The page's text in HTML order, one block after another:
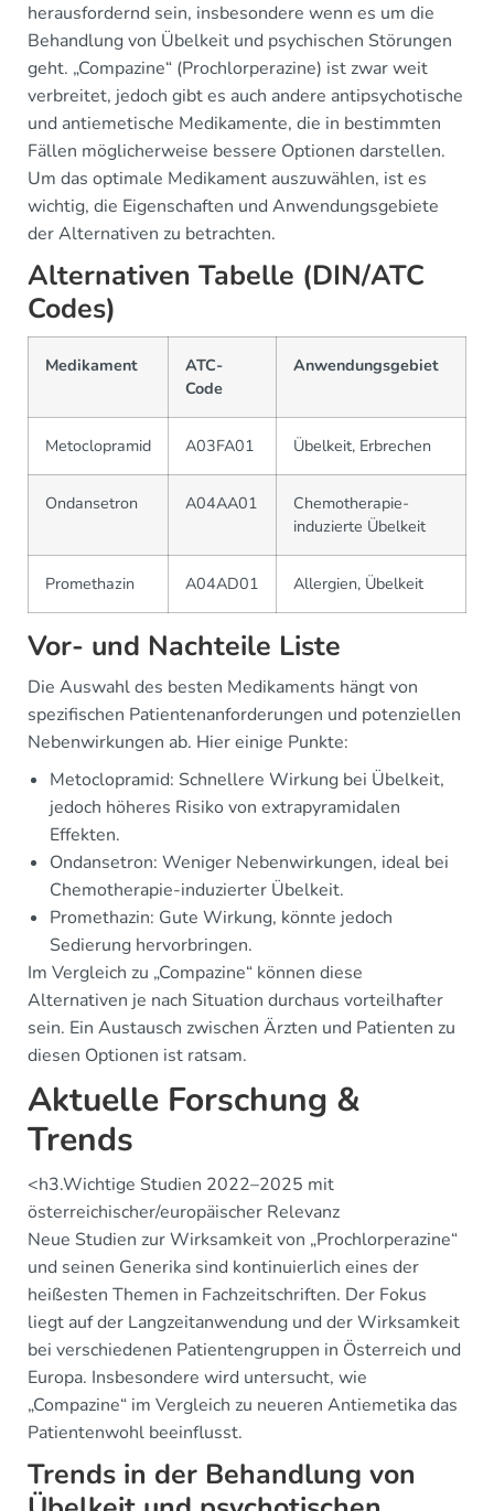
herausfordernd sein, insbesondere wenn es um die
Behandlung von Übelkeit und psychischen Störungen
geht. „Compazine“ (Prochlorperazine) ist zwar weit
verbreitet, jedoch gibt es auch andere antipsychotische
und antiemetische Medikamente, die in bestimmten
Fällen möglicherweise bessere Optionen darstellen.
Um das optimale Medikament auszuwählen, ist es
wichtig, die Eigenschaften und Anwendungsgebiete
der Alternativen zu betrachten.
Alternativen Tabelle (DIN/ATC
Codes)
Medikament
ATC-
Code
Anwendungsgebiet
Metoclopramid A03FA01 Übelkeit, Erbrechen
Ondansetron A04AA01
Chemotherapie-
induzierte Übelkeit
Promethazin A04AD01 Allergien, Übelkeit
Vor- und Nachteile Liste
Die Auswahl des besten Medikaments hängt von
spezifischen Patientenanforderungen und potenziellen
Nebenwirkungen ab. Hier einige Punkte:
Metoclopramid: Schnellere Wirkung bei Übelkeit,
jedoch höheres Risiko von extrapyramidalen
Effekten.
Ondansetron: Weniger Nebenwirkungen, ideal bei
Chemotherapie-induzierter Übelkeit.
Promethazin: Gute Wirkung, könnte jedoch
Sedierung hervorbringen.
Im Vergleich zu „Compazine“ können diese
Alternativen je nach Situation durchaus vorteilhafter
sein. Ein Austausch zwischen Ärzten und Patienten zu
diesen Optionen ist ratsam.
Aktuelle Forschung &
Trends
<h3.Wichtige Studien 2022–2025 mit
österreichischer/europäischer Relevanz
Neue Studien zur Wirksamkeit von „Prochlorperazine“
und seinen Generika sind kontinuierlich eines der
heißesten Themen in Fachzeitschriften. Der Fokus
liegt auf der Langzeitanwendung und der Wirksamkeit
bei verschiedenen Patientengruppen in Österreich und
Europa. Insbesondere wird untersucht, wie
„Compazine“ im Vergleich zu neueren Antiemetika das
Patientenwohl beeinflusst.
Trends in der Behandlung von